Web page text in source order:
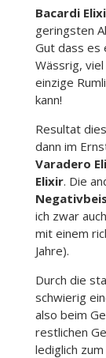
Bacardi
geringsten
Gut dass es
Wässrig,
einzige
kann!
Resultat
dann im
Varadero
Elixir. Die
ich zwar
mit einem
Jahre).
Durch die
schwierig
also beim
restlichen
lediglich